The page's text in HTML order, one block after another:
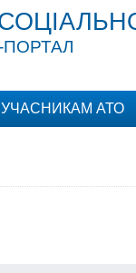
ПОРТАЛ
УЧАСНИКАМ АТО